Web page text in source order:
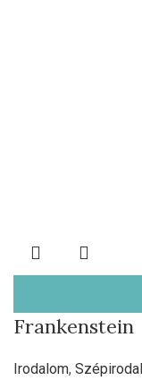
Frankenstein
Irodalom,